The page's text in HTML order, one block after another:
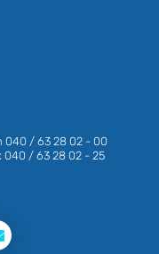
040 / 63 28 02 - 00
040 / 63 28 02 - 25